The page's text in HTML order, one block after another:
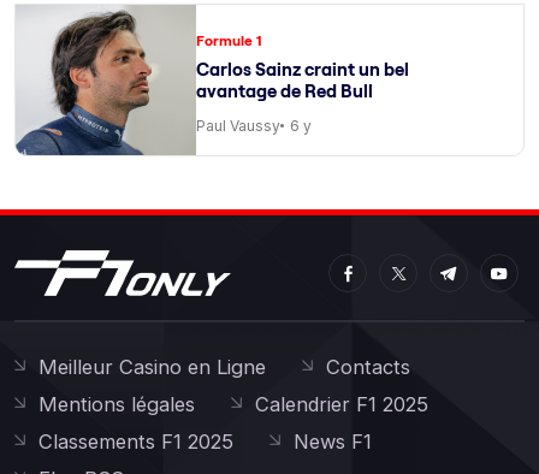
Formule 1
Carlos Sainz craint un bel
avantage de Red Bull
Paul Vaussy 6 y
Meilleur Casino en Ligne
Contacts
Mentions légales
Calendrier F1 2025
Classements F1 2025
News F1